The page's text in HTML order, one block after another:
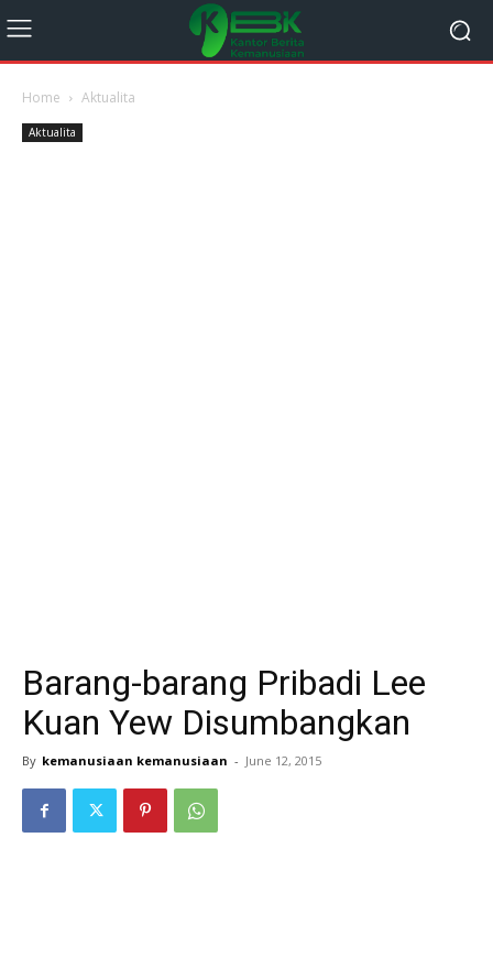
Home Aktualita
Aktualita
Barang-barang Pribadi Lee
Kuan Yew Disumbangkan
By kemanusiaan kemanusiaan - June 12, 2015